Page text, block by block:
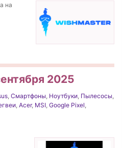
на
2025
, Смартфоны, Ноутбуки, Пылесосы,
, Acer, MSI, Google Pixel,